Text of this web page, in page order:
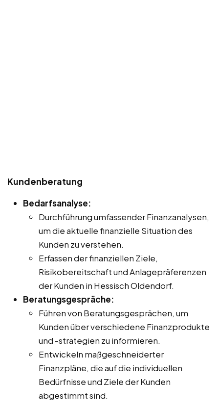
Kundenberatung
Bedarfsanalyse:
Durchführung umfassender Finanzanalysen,
um die aktuelle finanzielle Situation des
Kunden zu verstehen.
Erfassen der finanziellen Ziele,
Risikobereitschaft und Anlagepräferenzen
der Kunden in Hessisch Oldendorf.
Beratungsgespräche:
Führen von Beratungsgesprächen, um
Kunden über verschiedene Finanzprodukte
und -strategien zu informieren.
Entwickeln maßgeschneiderter
Finanzpläne, die auf die individuellen
Bedürfnisse und Ziele der Kunden
abgestimmt sind.